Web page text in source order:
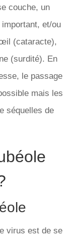
couche, un
et/ou
(cataracte),
(surdité). En
le passage
mais les
séquelles de
virus est de se